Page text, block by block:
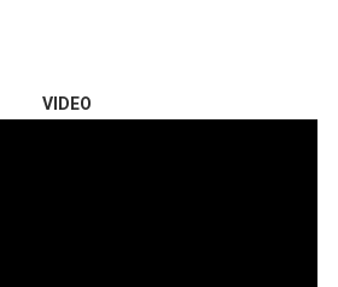
VIDEO